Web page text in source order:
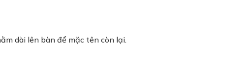
dài lên bàn để mặc tên còn lại.